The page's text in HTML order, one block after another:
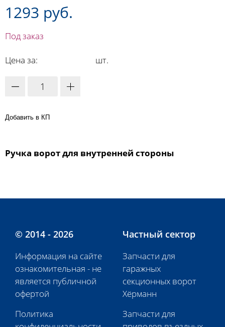
1293 руб.
Под заказ
Цена за: шт.
Добавить в КП
Ручка ворот для внутренней стороны
© 2014 - 2026
Информация на сайте
ознакомительная - не
является публичной
офертой
Политика
Частный сектор
Запчасти для
гаражных
секционных ворот
Хёрманн
Запчасти для